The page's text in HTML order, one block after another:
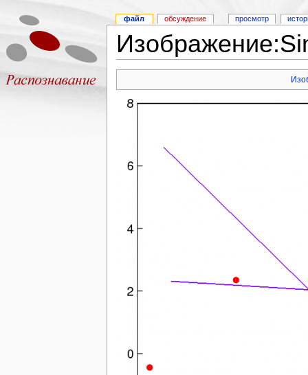
файл обсуждение просмотр